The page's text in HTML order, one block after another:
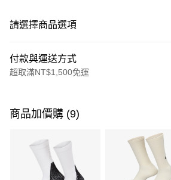
請選擇商品選項
付款與運送方式
超取滿NT$1,500免運
信用卡一次付款
3 期 0 利率 每期
合作金庫商業銀行
第一商
商品加價購 (9)